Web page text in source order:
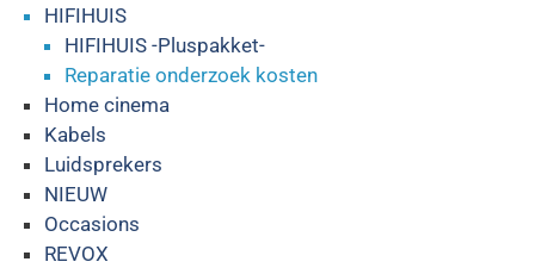
HIFIHUIS
HIFIHUIS -Pluspakket-
Reparatie onderzoek kosten
Home cinema
Kabels
Luidsprekers
NIEUW
Occasions
REVOX